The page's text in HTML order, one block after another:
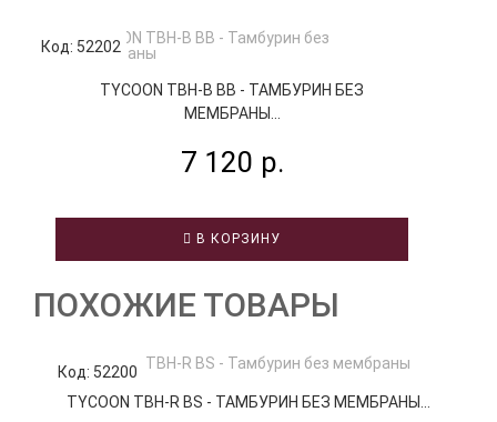
Код: 52202
TYCOON TBH-B BB - ТАМБУРИН БЕЗ
МЕМБРАНЫ...
7 120 р.
В КОРЗИНУ
ПОХОЖИЕ ТОВАРЫ
Код: 52200
TYCOON TBH-R BS - ТАМБУРИН БЕЗ МЕМБРАНЫ...